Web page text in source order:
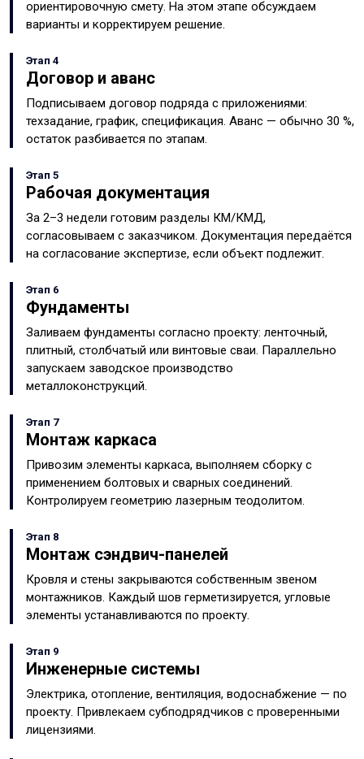
ориентировочную смету. На этом этапе обсуждаем
варианты и корректируем решение.
Этап 4
Договор и аванс
Подписываем договор подряда с приложениями:
техзадание, график, спецификация. Аванс — обычно 30 %,
остаток разбивается по этапам.
Этап 5
Рабочая документация
За 2–3 недели готовим разделы КМ/КМД,
согласовываем с заказчиком. Документация передаётся
на согласование экспертизе, если объект подлежит.
Этап 6
Фундаменты
Заливаем фундаменты согласно проекту: ленточный,
плитный, столбчатый или винтовые сваи. Параллельно
запускаем заводское производство
металлоконструкций.
Этап 7
Монтаж каркаса
Привозим элементы каркаса, выполняем сборку с
применением болтовых и сварных соединений.
Контролируем геометрию лазерным теодолитом.
Этап 8
Монтаж сэндвич-панелей
Кровля и стены закрываются собственным звеном
монтажников. Каждый шов герметизируется, угловые
элементы устанавливаются по проекту.
Этап 9
Инженерные системы
Электрика, отопление, вентиляция, водоснабжение — по
проекту. Привлекаем субподрядчиков с проверенными
лицензиями.